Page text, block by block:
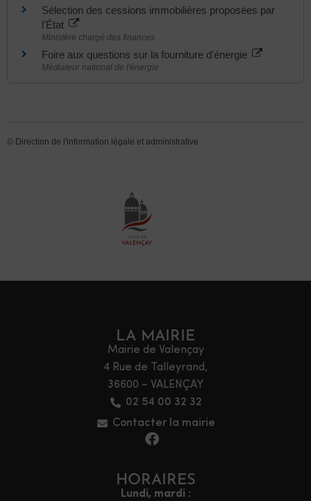
Sélection des cessions immobilières proposées par
l'État
Ministère chargé des finances
Foire aux questions sur la fourniture d'énergie
Médiateur national de l'énergie
© Direction de l'information légale et administrative
LA MAIRIE
Mairie de Valençay
4 Rue de Talleyrand,
36600 – VALENÇAY
02 54 00 32 32
Contacter la mairie
HORAIRES
Lundi, mardi :